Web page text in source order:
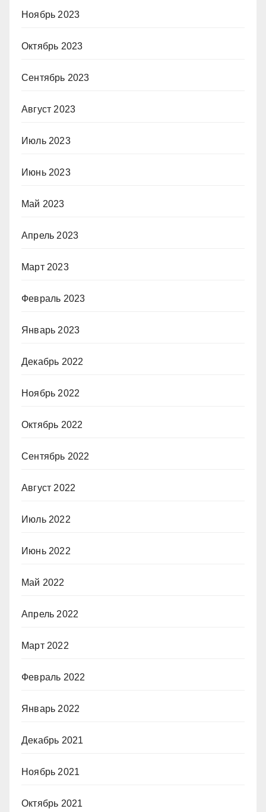
Ноябрь 2023
Октябрь 2023
Сентябрь 2023
Август 2023
Июль 2023
Июнь 2023
Май 2023
Апрель 2023
Март 2023
Февраль 2023
Январь 2023
Декабрь 2022
Ноябрь 2022
Октябрь 2022
Сентябрь 2022
Август 2022
Июль 2022
Июнь 2022
Май 2022
Апрель 2022
Март 2022
Февраль 2022
Январь 2022
Декабрь 2021
Ноябрь 2021
Октябрь 2021